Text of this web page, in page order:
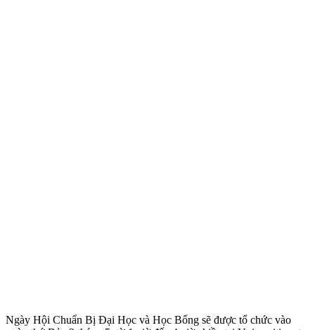
Ngày Hội Chuẩn Bị Đại Học và Học Bổng sẽ được tổ chức vào